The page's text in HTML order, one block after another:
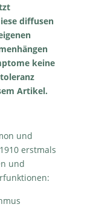
diffusen
keine
Artikel.
und
erstmals
und